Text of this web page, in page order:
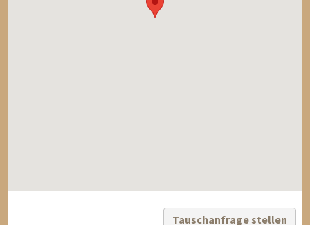
Tauschanfrage stellen